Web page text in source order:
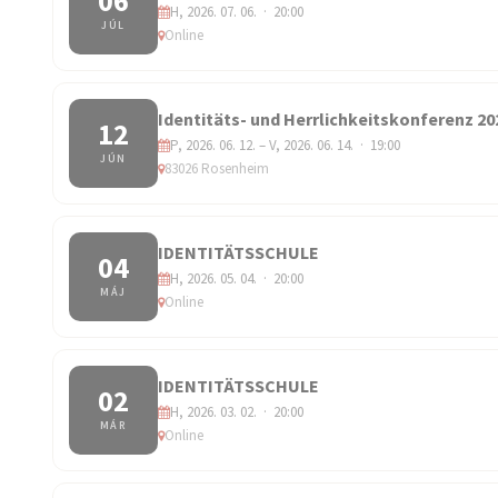
JÚL
H, 2026. 07. 06. · 20:00
Online
12
JÚN
Identitäts- und Herrlichkeitskonferenz
P, 2026. 06. 12. – V, 2026. 06. 14. · 19:00
83026 Rosenheim
04
MÁJ
IDENTITÄTSSCHULE
H, 2026. 05. 04. · 20:00
Online
02
MÁR
IDENTITÄTSSCHULE
H, 2026. 03. 02. · 20:00
Online